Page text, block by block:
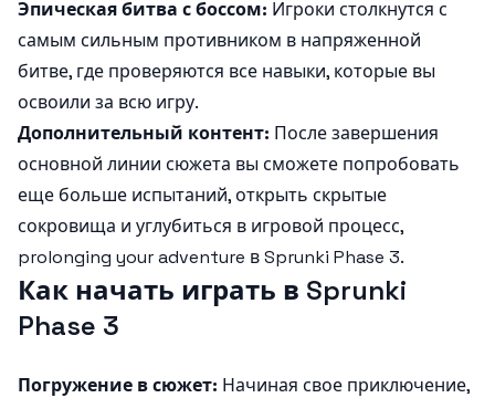
Эпическая битва с боссом: Игроки столкнутся с
самым сильным противником в напряженной
битве, где проверяются все навыки, которые вы
освоили за всю игру.
Дополнительный контент: После завершения
основной линии сюжета вы сможете попробовать
еще больше испытаний, открыть скрытые
сокровища и углубиться в игровой процесс,
prolonging your adventure в Sprunki Phase 3.
Как начать играть в Sprunki
Phase 3
Погружение в сюжет: Начиная свое приключение,